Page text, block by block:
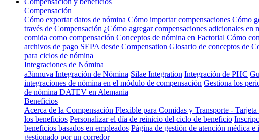
Compensación
Cómo exportar datos de nómina Cómo importar compensaciones Cómo
través de Compensación ¿Cómo agregar compensaciones adicionales en
comida como compensación Conceptos de nómina en Factorial Cómo
archivos de pago SEPA desde Compensation Glosario de conceptos de
para ciclos de nómina
Integraciones de Nómina
a3innuva Integración de Nómina Silae Integration Integración de PHC
integraciones de nómina en el módulo de compensación Gestiona los
de nómina DATEV en Alemania
Beneficios
Acerca de la Compensación Flexible para Comidas y Transporte -
los beneficios Personalizar el día de reinicio del ciclo de beneficio
beneficios basados en empleados Página de gestión de atención médica
gestionado por un corredor